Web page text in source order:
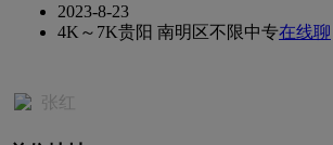
2023-8-23
4K～7K贵阳 南明区不限中专在线聊
张红